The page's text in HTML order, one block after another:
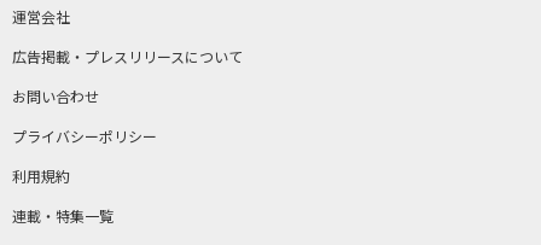
運営会社
広告掲載・プレスリリースについて
お問い合わせ
プライバシーポリシー
利用規約
連載・特集一覧